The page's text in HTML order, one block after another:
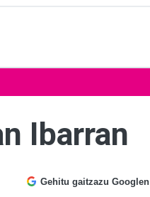
Ibarran
Gehitu gaitzazu Googlen